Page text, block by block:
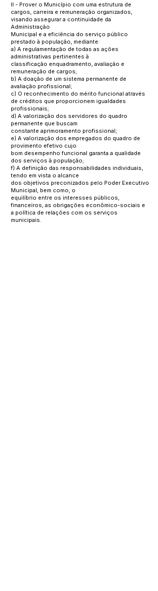
II - Prover o Município com uma estrutura de
cargos, carreira e remuneração organizados,
visando assegurar a continuidade da
Administração
Municipal e a eficiência do serviço público
prestado à população, mediante:
a) A regulamentação de todas as ações
administrativas pertinentes à
classificação enquadramento, avaliação e
remuneração de cargos;
b) A doação de um sistema permanente de
avaliação profissional;
c) O reconhecimento do mérito funcional através
de créditos que proporcionem igualdades
profissionais;
d) A valorização dos servidores do quadro
permanente que buscam
constante aprimoramento profissional;
e) A valorização dos empregados do quadro de
provimento efetivo cujo
bom desempenho funcional garanta a qualidade
dos serviços à população;
f) A definição das responsabilidades individuais,
tendo em vista o alcance
dos objetivos preconizados pelo Poder Executivo
Municipal, bem como, o
equilíbrio entre os interesses públicos,
financeiros, as obrigações econômico-sociais e
a política de relações com os serviços
municipais.